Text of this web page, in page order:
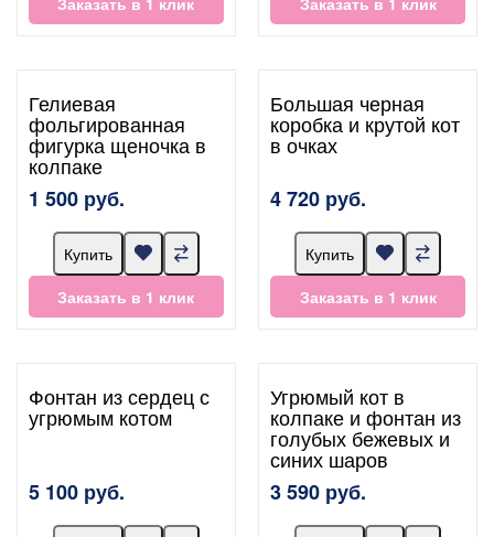
Гелиевая
фольгированная
фигурка щеночка в
колпаке
1 500 руб.
Купить
Заказать в 1 клик
Большая черная
коробка и крутой кот
в очках
4 720 руб.
Купить
Заказать в 1 клик
Фонтан из сердец с
угрюмым котом
5 100 руб.
Угрюмый кот в
колпаке и фонтан из
голубых бежевых и
синих шаров
3 590 руб.